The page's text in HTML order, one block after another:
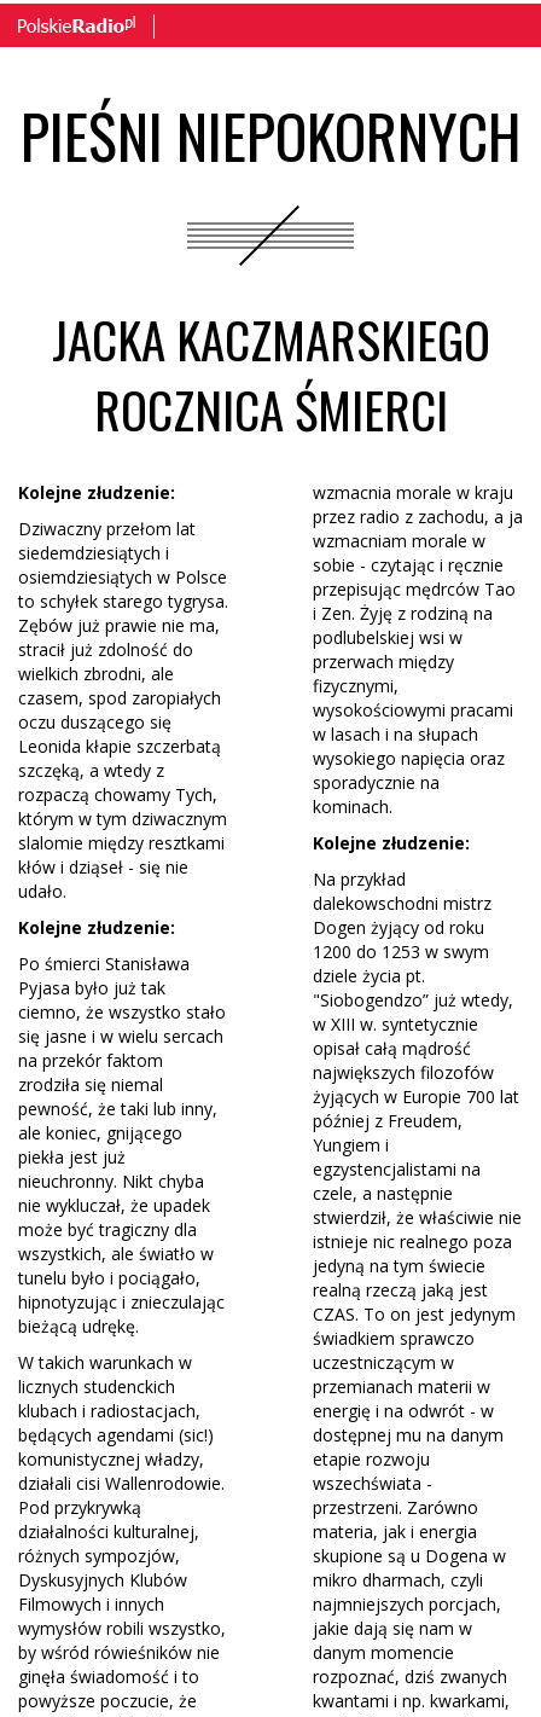
PIEŚNI NIEPOKORNYCH
JACKA KACZMARSKIEGO
ROCZNICA ŚMIERCI
Kolejne złudzenie:
Dziwaczny przełom lat
siedemdziesiątych i
osiemdziesiątych w Polsce
to schyłek starego tygrysa.
Zębów już prawie nie ma,
stracił już zdolność do
wielkich zbrodni, ale
czasem, spod zaropiałych
oczu duszącego się
Leonida kłapie szczerbatą
szczęką, a wtedy z
rozpaczą chowamy Tych,
którym w tym dziwacznym
slalomie między resztkami
kłów i dziąseł - się nie
udało.
Kolejne złudzenie:
Po śmierci Stanisława
Pyjasa było już tak
ciemno, że wszystko stało
się jasne i w wielu sercach
na przekór faktom
zrodziła się niemal
pewność, że taki lub inny,
ale koniec, gnijącego
piekła jest już
nieuchronny. Nikt chyba
nie wykluczał, że upadek
może być tragiczny dla
wszystkich, ale światło w
tunelu było i pociągało,
hipnotyzując i znieczulając
bieżącą udrękę.
W takich warunkach w
licznych studenckich
klubach i radiostacjach,
będących agendami (sic!)
komunistycznej władzy,
działali cisi Wallenrodowie.
Pod przykrywką
działalności kulturalnej,
różnych sympozjów,
Dyskusyjnych Klubów
Filmowych i innych
wymysłów robili wszystko,
by wśród rówieśników nie
ginęła świadomość i to
powyższe poczucie, że
wzmacnia morale w kraju
przez radio z zachodu, a ja
wzmacniam morale w
sobie - czytając i ręcznie
przepisując mędrców Tao
i Zen. Żyję z rodziną na
podlubelskiej wsi w
przerwach między
fizycznymi,
wysokościowymi pracami
w lasach i na słupach
wysokiego napięcia oraz
sporadycznie na
kominach.
Kolejne złudzenie:
Na przykład
dalekowschodni mistrz
Dogen żyjący od roku
1200 do 1253 w swym
dziele życia pt.
"Siobogendzo” już wtedy,
w XIII w. syntetycznie
opisał całą mądrość
największych filozofów
żyjących w Europie 700 lat
później z Freudem,
Yungiem i
egzystencjalistami na
czele, a następnie
stwierdził, że właściwie nie
istnieje nic realnego poza
jedyną na tym świecie
realną rzeczą jaką jest
CZAS. To on jest jedynym
świadkiem sprawczo
uczestniczącym w
przemianach materii w
energię i na odwrót - w
dostępnej mu na danym
etapie rozwoju
wszechświata -
przestrzeni. Zarówno
materia, jak i energia
skupione są u Dogena w
mikro dharmach, czyli
najmniejszych porcjach,
jakie dają się nam w
danym momencie
rozpoznać, dziś zwanych
kwantami i np. kwarkami,